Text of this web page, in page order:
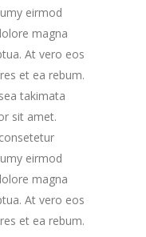
eirmod
magna
At vero eos
et ea rebum.
takimata
sit amet.
eirmod
magna
At vero eos
et ea rebum.